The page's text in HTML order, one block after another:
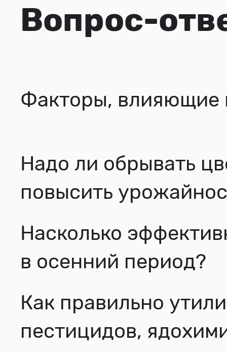
Вопрос-
Факторы, влияющие
Надо ли обрывать
повысить
Насколько
в осенний период?
Как правильно
пестицидов,